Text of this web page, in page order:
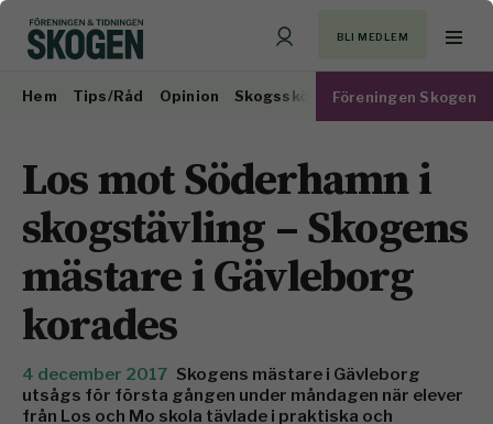
BLI MEDLEM
Hem Tips/Råd Opinion Skogsskötsel Virkesmarknad
Föreningen Skogen
Los mot Söderhamn i
skogstävling – Skogens
mästare i Gävleborg
korades
4 december 2017 Skogens mästare i Gävleborg
utsågs för första gången under måndagen när elever
från Los och Mo skola tävlade i praktiska och